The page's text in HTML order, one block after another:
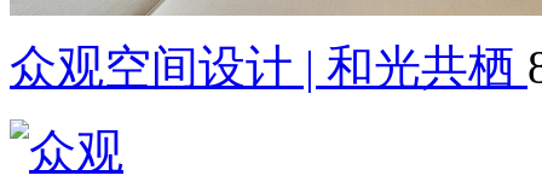
众观空间设计 | 和光共栖